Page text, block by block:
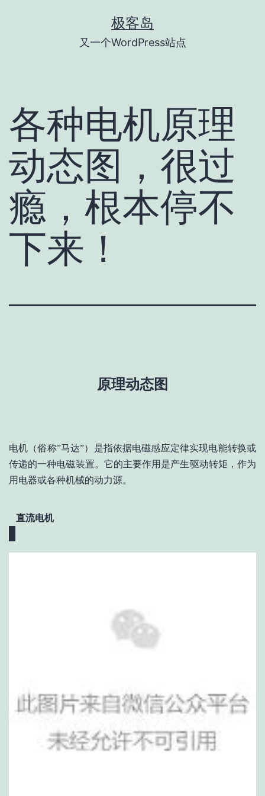
极客岛
又一个WordPress站点
各种电机原理
动态图，很过
瘾，根本停不
下来！
原理动态图
电机（俗称”马达”）是指依据电磁感应定律实现电能转换或
传递的一种电磁装置。它的主要作用是产生驱动转矩，作为
用电器或各种机械的动力源。
直流电机